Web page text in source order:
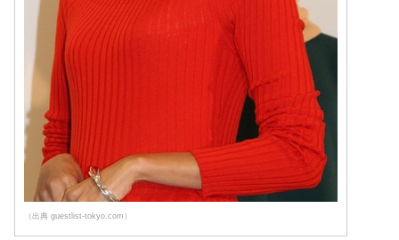
（出典 guestlist-tokyo.com）